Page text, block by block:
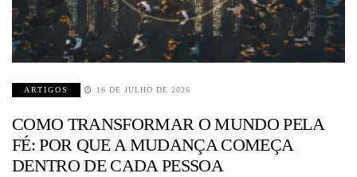
ARTIGOS 16 DE JULHO DE 2026
COMO TRANSFORMAR O MUNDO PELA
FÉ: POR QUE A MUDANÇA COMEÇA
DENTRO DE CADA PESSOA